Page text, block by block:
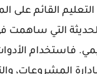
القائم على
التي ساهمت
فاستخدام
المشروعات،